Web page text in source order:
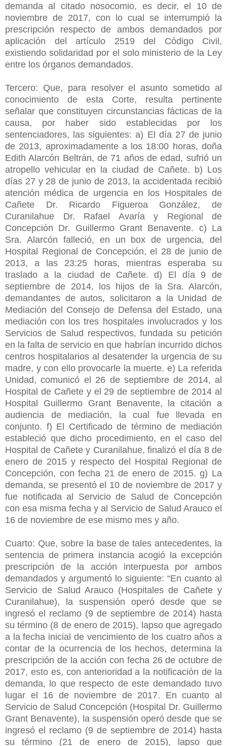
demanda al citado nosocomio, es decir, el 10 de
noviembre de 2017, con lo cual se interrumpió la
prescripción respecto de ambos demandados por
aplicación del artículo 2519 del Código Civil,
existiendo solidaridad por el solo ministerio de la Ley
entre los órganos demandados.
Tercero: Que, para resolver el asunto sometido al
conocimiento de esta Corte, resulta pertinente
señalar que constituyen circunstancias fácticas de la
causa, por haber sido establecidas por los
sentenciadores, las siguientes: a) El día 27 de junio
de 2013, aproximadamente a los 18:00 horas, doña
Edith Alarcón Beltrán, de 71 años de edad, sufrió un
atropello vehicular en la ciudad de Cañete. b) Los
días 27 y 28 de junio de 2013, la accidentada recibió
atención médica de urgencia en los Hospitales de
Cañete Dr. Ricardo Figueroa González, de
Curanilahue Dr. Rafael Avaría y Regional de
Concepción Dr. Guillermo Grant Benavente. c) La
Sra. Alarcón falleció, en un box de urgencia, del
Hospital Regional de Concepción, el 28 de junio de
2013, a las 23:25 horas, mientras esperaba su
traslado a la ciudad de Cañete. d) El día 9 de
septiembre de 2014, los hijos de la Sra. Alarcón,
demandantes de autos, solicitaron a la Unidad de
Mediación del Consejo de Defensa del Estado, una
mediación con los tres hospitales involucrados y los
Servicios de Salud respectivos, fundada su petición
en la falta de servicio en que habrían incurrido dichos
centros hospitalarios al desatender la urgencia de su
madre, y con ello provocarle la muerte. e) La referida
Unidad, comunicó el 26 de septiembre de 2014, al
Hospital de Cañete y el 29 de septiembre de 2014 al
Hospital Guillermo Grant Benavente, la citación a
audiencia de mediación, la cual fue llevada en
conjunto. f) El Certificado de término de mediación
estableció que dicho procedimiento, en el caso del
Hospital de Cañete y Curanilahue, finalizó el día 8 de
enero de 2015 y respecto del Hospital Regional de
Concepción, con fecha 21 de enero de 2015. g) La
demanda, se presentó el 10 de noviembre de 2017 y
fue notificada al Servicio de Salud de Concepción
con esa misma fecha y al Servicio de Salud Arauco el
16 de noviembre de ese mismo mes y año.
Cuarto: Que, sobre la base de tales antecedentes, la
sentencia de primera instancia acogió la excepción
prescripción de la acción interpuesta por ambos
demandados y argumentó lo siguiente: “En cuanto al
Servicio de Salud Arauco (Hospitales de Cañete y
Curanilahue), la suspensión operó desde que se
ingresó el reclamo (9 de septiembre de 2014) hasta
su término (8 de enero de 2015), lapso que agregado
a la fecha inicial de vencimiento de los cuatro años a
contar de la ocurrencia de los hechos, determina la
prescripción de la acción con fecha 26 de octubre de
2017, esto es, con anterioridad a la notificación de la
demanda, lo que respecto de este demandado tuvo
lugar el 16 de noviembre de 2017. En cuanto al
Servicio de Salud Concepción (Hospital Dr. Guillermo
Grant Benavente), la suspensión operó desde que se
ingresó el reclamo (9 de septiembre de 2014) hasta
su término (21 de enero de 2015), lapso que